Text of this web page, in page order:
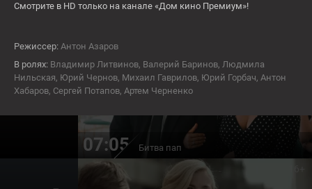
СЕЙЧАС
Сб
8
07:05 Битва пап
Смотрите в HD только на канале «Дом кино Премиум»!
Режиссер: Антон Азаров
В ролях: Владимир Литвинов, Валерий Баринов, Людмила
Нильская, Юрий Чернов, Михаил Гаврилов, Юрий Горбач, Антон
Хабаров, Сергей Потапов, Артем Черненко